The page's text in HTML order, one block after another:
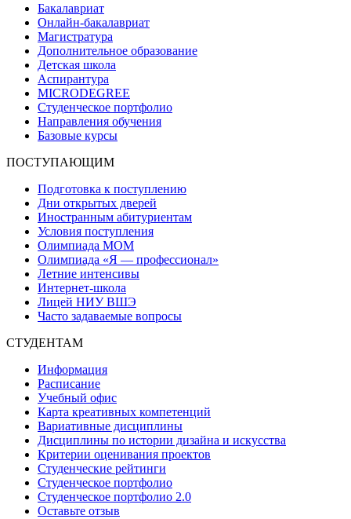
Бакалавриат
Онлайн-бакалавриат
Магистратура
Дополнительное образование
Детская школа
Аспирантура
MICRODEGREE
Студенческое портфолио
Направления обучения
Базовые курсы
ПОСТУПАЮЩИМ
Подготовка к поступлению
Дни открытых дверей
Иностранным абитуриентам
Условия поступления
Олимпиада МОМ
Олимпиада «Я — профессионал»
Летние интенсивы
Интернет-школа
Лицей НИУ ВШЭ
Часто задаваемые вопросы
СТУДЕНТАМ
Информация
Расписание
Учебный офис
Карта креативных компетенций
Вариативные дисциплины
Дисциплины по истории дизайна и искусства
Критерии оценивания проектов
Студенческие рейтинги
Студенческое портфолио
Студенческое портфолио 2.0
Оставьте отзыв